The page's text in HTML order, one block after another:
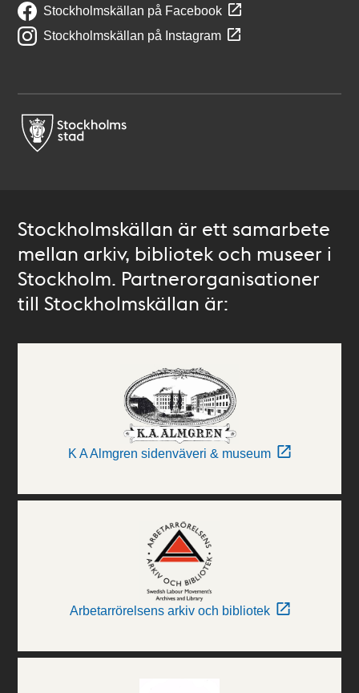
Stockholmskällan på Facebook
Stockholmskällan på Instagram
Stockholmskällan är ett samarbete
mellan arkiv, bibliotek och museer i
Stockholm. Partnerorganisationer
till Stockholmskällan är:
K A Almgren sidenväveri & museum
Arbetarrörelsens arkiv och bibliotek